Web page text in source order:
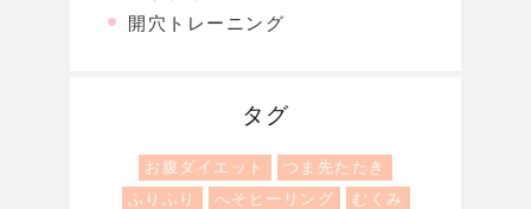
開穴トレーニング
タグ
お腹ダイエット
つま先たたき
ふりふり
へそヒーリング
むくみ